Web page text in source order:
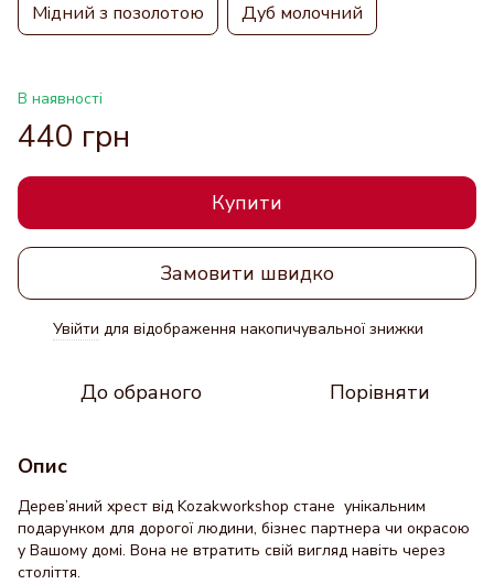
Мідний з позолотою Дуб молочний
В наявності
440 грн
Купити
Замовити швидко
Увійти для відображення накопичувальної знижки
До обраного Порівняти
Опис
Дерев’яний хрест від Kozakworkshop стане унікальним
подарунком для дорогої людини, бізнес партнера чи окрасою
у Вашому домі. Вона не втратить свій вигляд навіть через
століття.